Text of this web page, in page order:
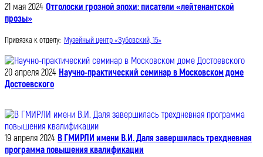
21 мая 2024 Отголоски грозной эпохи: писатели «лейтенантской
прозы»
Привязка к отделу: Музейный центр «Зубовский, 15»
20 апреля 2024 Научно-практический семинар в Московском доме
Достоевского
19 апреля 2024 В ГМИРЛИ имени В.И. Даля завершилась трехдневная
программа повышения квалификации